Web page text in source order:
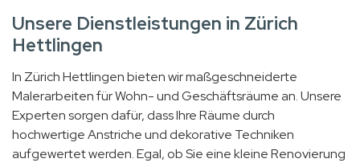
Unsere Dienstleistungen in Zürich
Hettlingen
In Zürich Hettlingen bieten wir maßgeschneiderte
Malerarbeiten für Wohn- und Geschäftsräume an. Unsere
Experten sorgen dafür, dass Ihre Räume durch
hochwertige Anstriche und dekorative Techniken
aufgewertet werden. Egal, ob Sie eine kleine Renovierung